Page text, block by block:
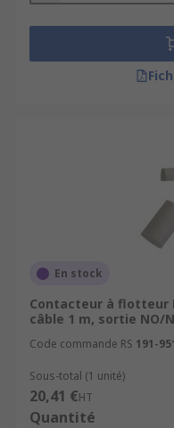
En stock
Contacteur à flotteur
câble 1 m, sortie NO/
Code commande RS 191-
Sous-total (1 unité)
20,41 €HT
Quantité